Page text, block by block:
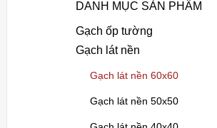
DANH MỤC SẢN PHẨM
Gạch ốp tường
Gạch lát nền
Gạch lát nền 60x60
Gạch lát nền 50x50